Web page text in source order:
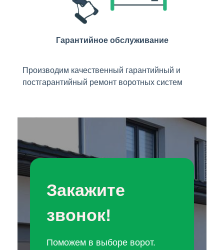
Гарантийное обслуживание
Производим качественный гарантийный и
постгарантийный ремонт воротных систем
Закажите
звонок!
Поможем в выборе ворот.